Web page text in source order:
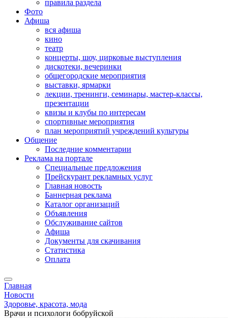
правила раздела
Фото
Афиша
вся афиша
кино
театр
концерты, шоу, цирковые выступления
дискотеки, вечеринки
общегородские мероприятия
выставки, ярмарки
лекции, тренинги, семинары, мастер-классы,
презентации
квизы и клубы по интересам
спортивные мероприятия
план мероприятий учреждений культуры
Общение
Последние комментарии
Реклама на портале
Специальные предложения
Прейскурант рекламных услуг
Главная новость
Баннерная реклама
Каталог организаций
Объявления
Обслуживание сайтов
Афиша
Документы для скачивания
Статистика
Оплата
Главная
Новости
Здоровье, красота, мода
Врачи и психологи бобруйской